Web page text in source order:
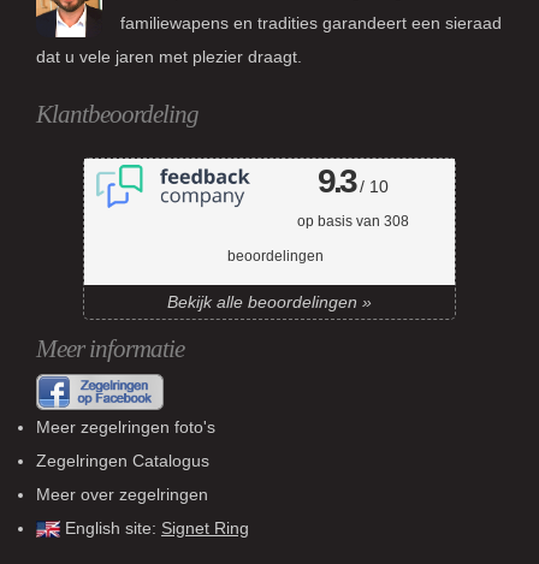
familiewapens en tradities garandeert een sieraad
dat u vele jaren met plezier draagt.
Klantbeoordeling
9.3/ 10
op basis van 308
beoordelingen
Bekijk alle beoordelingen »
Meer informatie
Meer zegelringen foto's
Zegelringen Catalogus
Meer over zegelringen
English site: Signet Ring